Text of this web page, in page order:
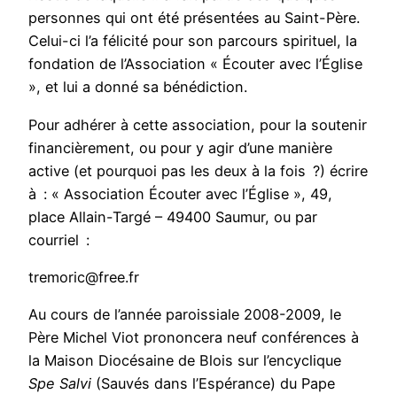
personnes qui ont été présentées au Saint-Père.
Celui-ci l’a félicité pour son parcours spirituel, la
fondation de l’Association « Écouter avec l’Église
», et lui a donné sa bénédiction.
Pour adhérer à cette association, pour la soutenir
financièrement, ou pour y agir d’une manière
active (et pourquoi pas les deux à la fois ?) écrire
à : « Association Écouter avec l’Église », 49,
place Allain-Targé – 49400 Saumur, ou par
courriel :
tremoric@free.fr
Au cours de l’année paroissiale 2008-2009, le
Père Michel Viot prononcera neuf conférences à
la Maison Diocésaine de Blois sur l’encyclique
Spe Salvi (Sauvés dans l’Espérance) du Pape